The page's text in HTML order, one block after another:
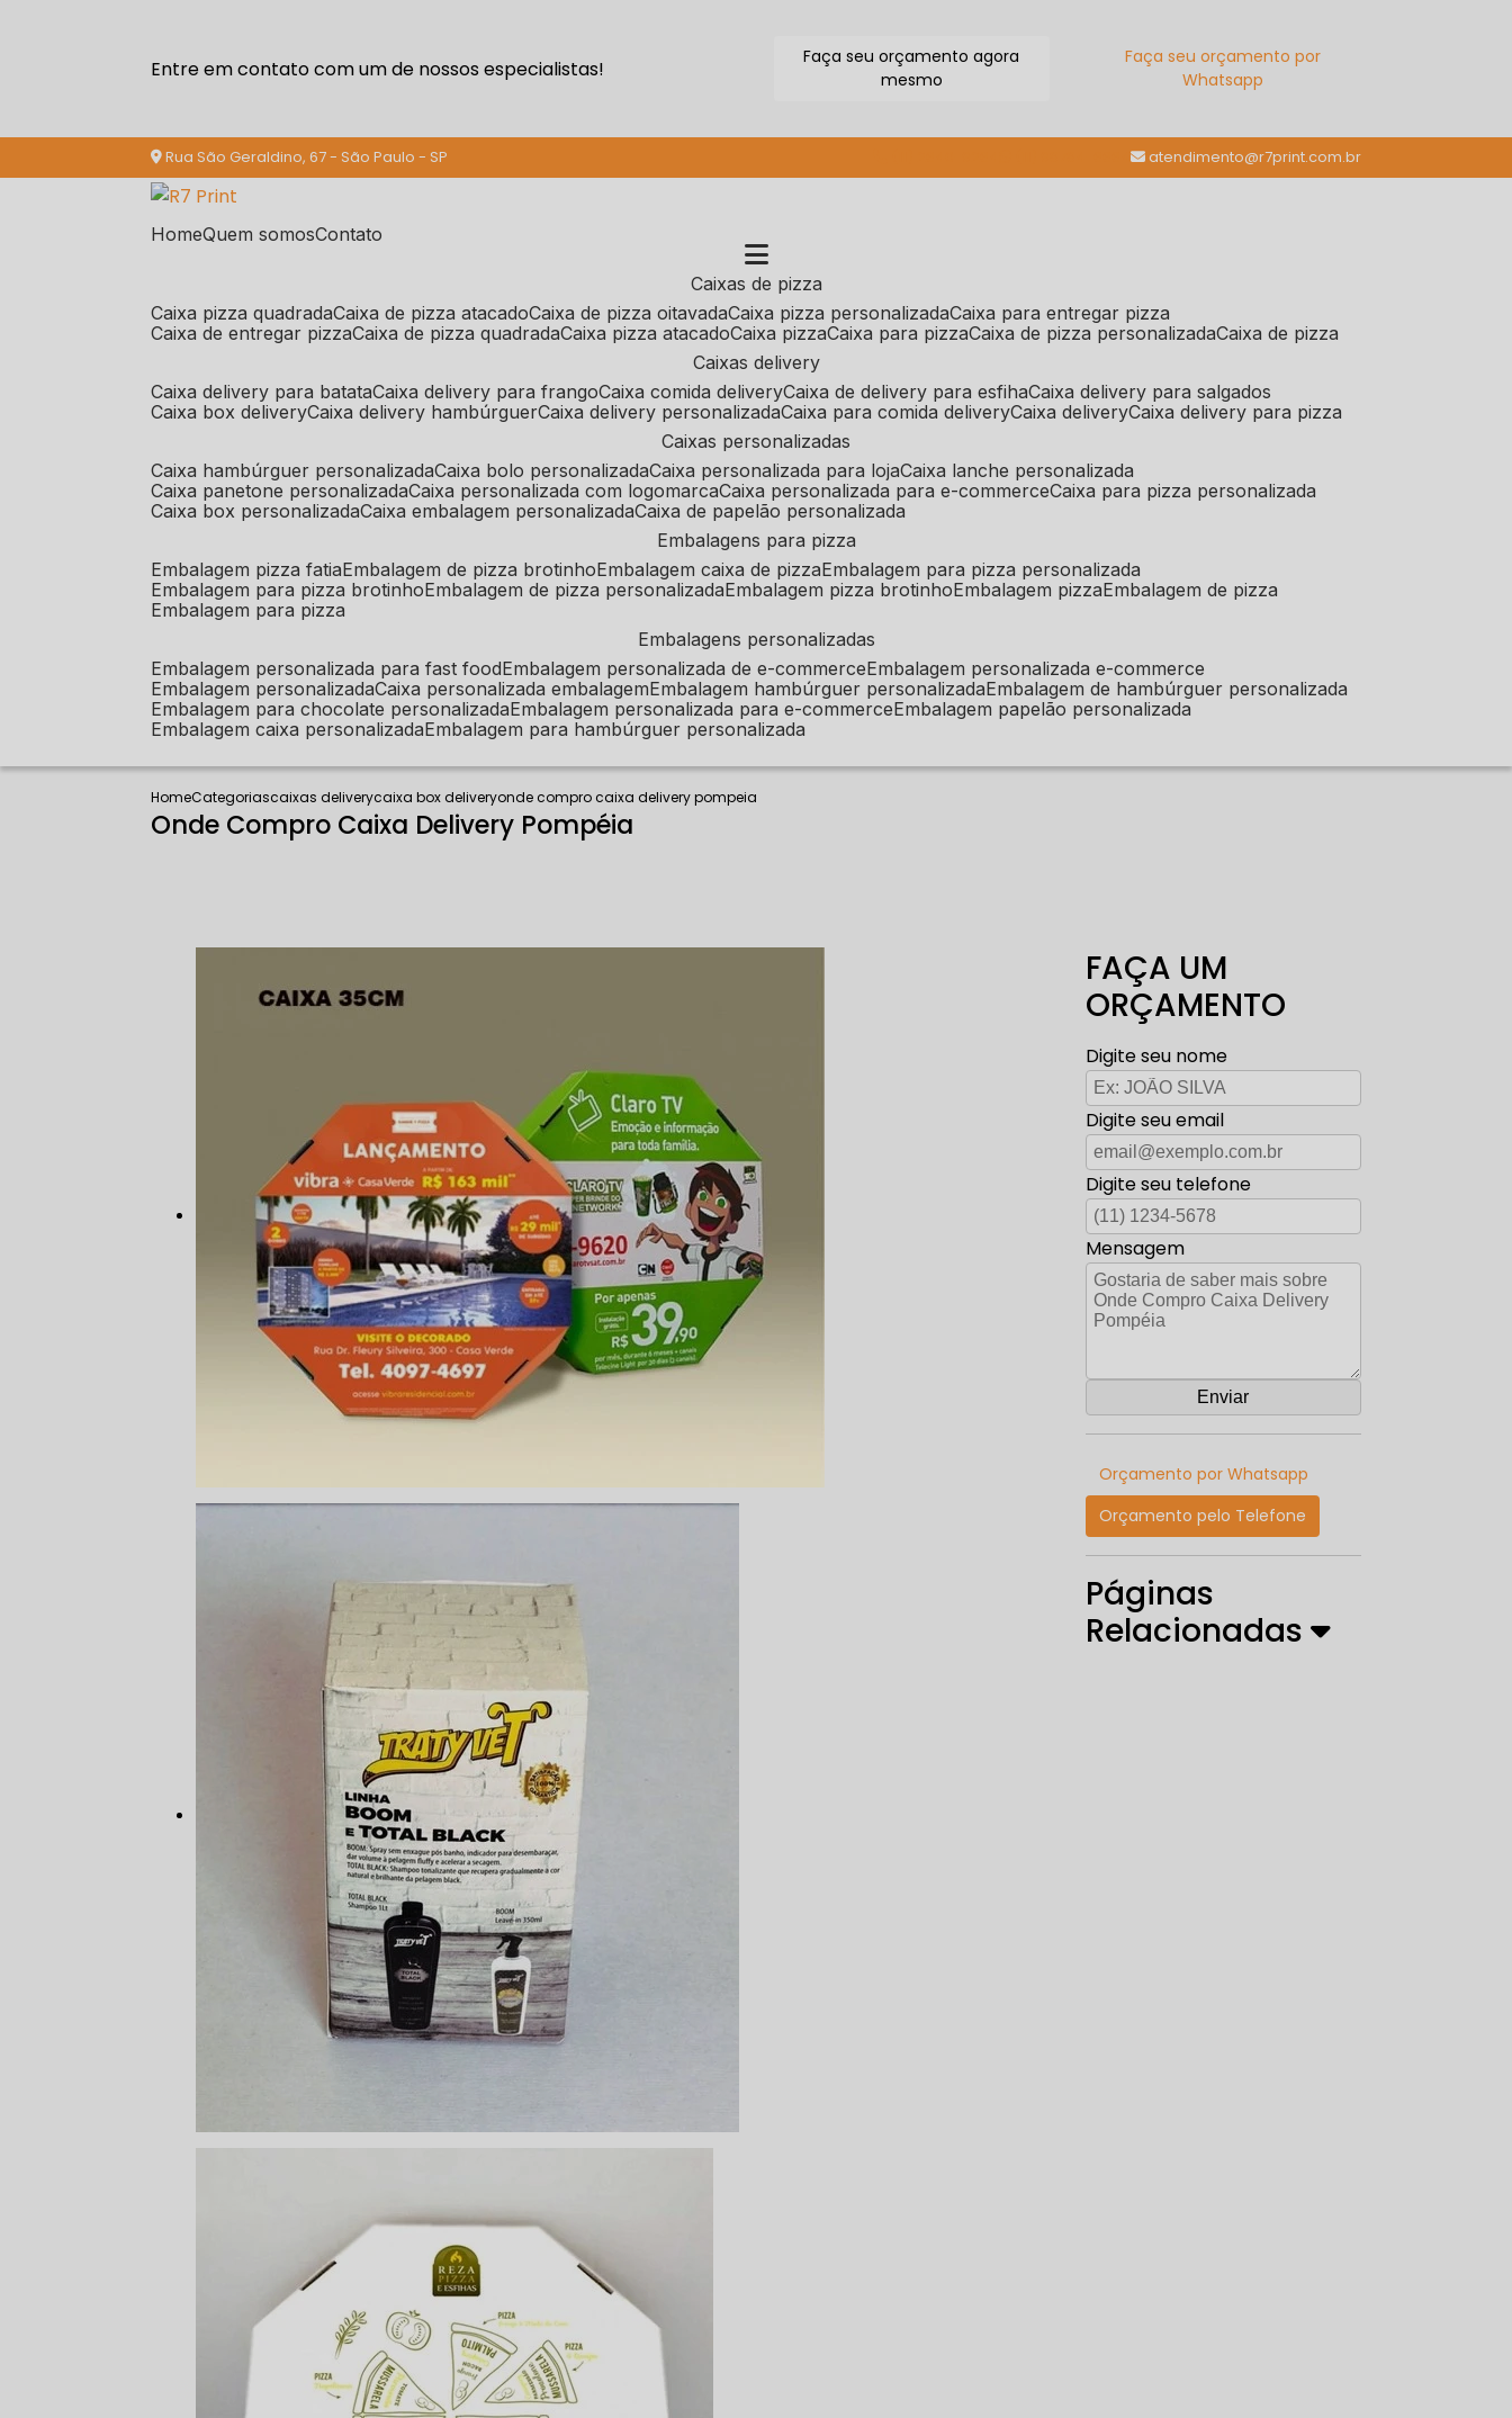
Entre em contato com um de nossos especialistas!
Faça seu orçamento agora
mesmo
Faça seu orçamento por
Whatsapp
Rua São Geraldino, 67 - São Paulo - SP atendimento@r7print.com.br
Home Quem somos Contato
caixas de pizza
caixa pizza quadrada caixa de pizza atacado caixa de pizza oitavada caixa pizza personalizada caixa para entregar pizza
caixa de entregar pizza caixa de pizza quadrada caixa pizza atacado caixa pizza caixa para pizza caixa de pizza personalizada caixa de pizza
caixas delivery
caixa delivery para batata caixa delivery para frango caixa comida delivery caixa de delivery para esfiha caixa delivery para salgados
caixa box delivery caixa delivery hambúrguer caixa delivery personalizada caixa para comida delivery caixa delivery caixa delivery para pizza
caixas personalizadas
caixa hambúrguer personalizada caixa bolo personalizada caixa personalizada para loja caixa lanche personalizada
caixa panetone personalizada caixa personalizada com logomarca caixa personalizada para e-commerce caixa para pizza personalizada
caixa box personalizada caixa embalagem personalizada caixa de papelão personalizada
embalagens para pizza
embalagem pizza fatia embalagem de pizza brotinho embalagem caixa de pizza embalagem para pizza personalizada
embalagem para pizza brotinho embalagem de pizza personalizada embalagem pizza brotinho embalagem pizza embalagem de pizza
embalagem para pizza
embalagens personalizadas
embalagem personalizada para fast food embalagem personalizada de e-commerce embalagem personalizada e-commerce
embalagem personalizada caixa personalizada embalagem embalagem hambúrguer personalizada embalagem de hambúrguer personalizada
embalagem para chocolate personalizada embalagem personalizada para e-commerce embalagem papelão personalizada
embalagem caixa personalizada embalagem para hambúrguer personalizada
HomeCategoriascaixas deliverycaixa box deliveryonde compro caixa delivery pompeia
Onde Compro Caixa Delivery Pompéia
FAÇA UM
ORÇAMENTO
Digite seu nome
Digite seu email
Digite seu telefone
Mensagem
Orçamento por Whatsapp
Orçamento pelo Telefone
Páginas
Relacionadas